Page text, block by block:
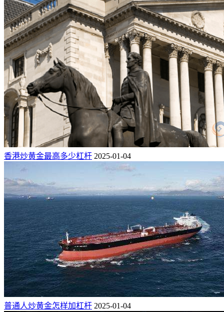
香港炒黄金最高多少杠杆 2025-01-04
普通人炒黄金怎样加杠杆 2025-01-04